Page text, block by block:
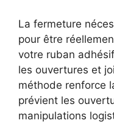
La fermeture
pour être
votre ruban
les ouvertures et
méthode renforce
prévient les
manipulations